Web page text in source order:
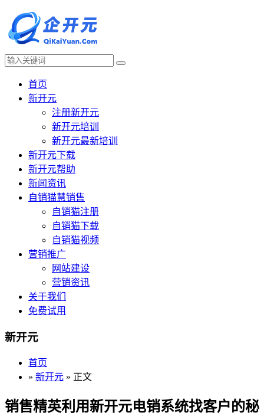
首页
新开元
注册新开元
新开元培训
新开元最新培训
新开元下载
新开元帮助
新闻资讯
自销猫慧销售
自销猫注册
自销猫下载
自销猫视频
营销推广
网站建设
营销资讯
关于我们
免费试用
新开元
首页
» 新开元 » 正文
销售精英利用新开元电销系统找客户的秘